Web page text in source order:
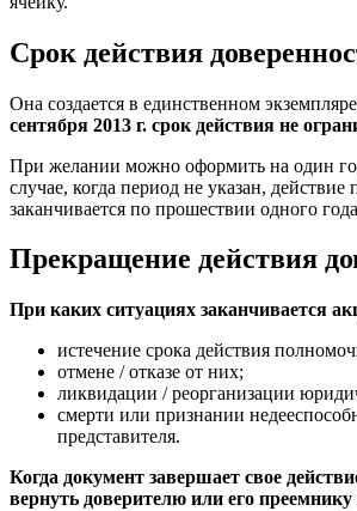
Срок действия
Она создается в единственном
сентября 2013 г. срок действия не
При желании можно оформить на один
случае, когда период не указан,
заканчивается по прошествии одного
Прекращение действия
При каких ситуациях заканчивается
истечение срока действия
отмене / отказе от них;
ликвидации / реорганизации
смерти или признании
представителя.
Когда документ завершает свое
вернуть доверителю или его преемнику